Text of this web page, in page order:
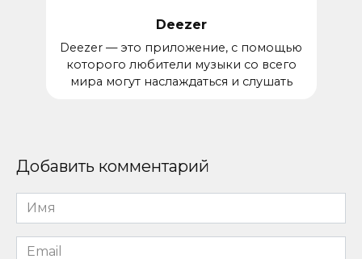
Deezer
Deezer — это приложение, с помощью
которого любители музыки со всего
мира могут наслаждаться и слушать
Добавить комментарий
Имя
*
Email